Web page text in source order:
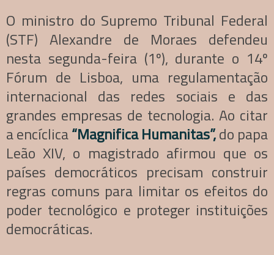
O ministro do Supremo Tribunal Federal
(STF) Alexandre de Moraes defendeu
nesta segunda-feira (1º), durante o 14º
Fórum de Lisboa, uma regulamentação
internacional das redes sociais e das
grandes empresas de tecnologia. Ao citar
a encíclica“Magnifica Humanitas”,do papa
Leão XIV, o magistrado afirmou que os
países democráticos precisam construir
regras comuns para limitar os efeitos do
poder tecnológico e proteger instituições
democráticas.